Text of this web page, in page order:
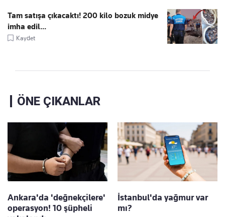
Tam satışa çıkacaktı! 200 kilo bozuk midye
imha edil...
Kaydet
ÖNE ÇIKANLAR
Ankara'da 'değnekçilere'
operasyon! 10 şüpheli
İstanbul'da yağmur var
mı?